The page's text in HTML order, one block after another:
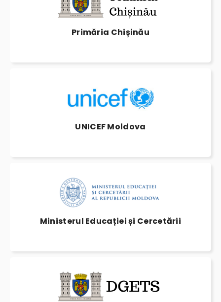
Primăria Chișinău
UNICEF Moldova
Ministerul Educației și Cercetării